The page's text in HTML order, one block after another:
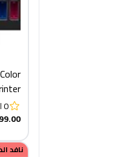
0
نافد